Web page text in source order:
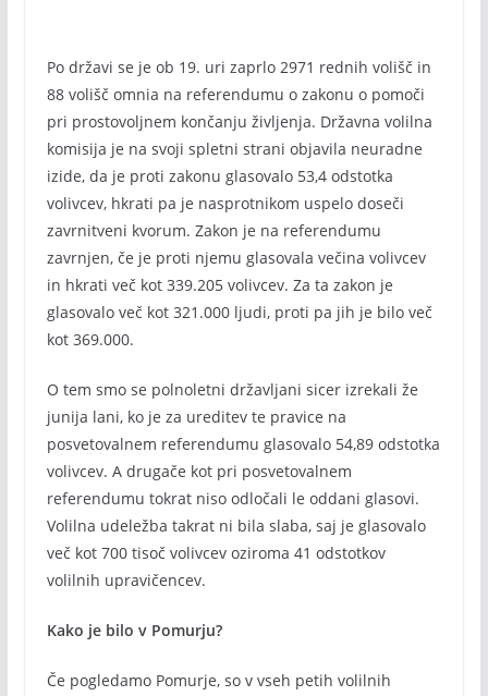
Po državi se je ob 19. uri zaprlo 2971 rednih volišč in
88 volišč omnia na referendumu o zakonu o pomoči
pri prostovoljnem končanju življenja. Državna volilna
komisija je na svoji spletni strani objavila neuradne
izide, da je proti zakonu glasovalo 53,4 odstotka
volivcev, hkrati pa je nasprotnikom uspelo doseči
zavrnitveni kvorum. Zakon je na referendumu
zavrnjen, če je proti njemu glasovala večina volivcev
in hkrati več kot 339.205 volivcev. Za ta zakon je
glasovalo več kot 321.000 ljudi, proti pa jih je bilo več
kot 369.000.
O tem smo se polnoletni državljani sicer izrekali že
junija lani, ko je za ureditev te pravice na
posvetovalnem referendumu glasovalo 54,89 odstotka
volivcev. A drugače kot pri posvetovalnem
referendumu tokrat niso odločali le oddani glasovi.
Volilna udeležba takrat ni bila slaba, saj je glasovalo
več kot 700 tisoč volivcev oziroma 41 odstotkov
volilnih upravičencev.
Kako je bilo v Pomurju?
Če pogledamo Pomurje, so v vseh petih volilnih